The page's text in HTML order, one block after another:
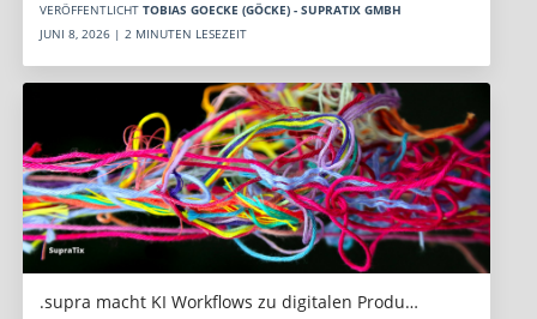
VERÖFFENTLICHT TOBIAS GOECKE (GÖCKE) - SUPRATIX GMBH
JUNI 8, 2026 | 2 MINUTEN LESEZEIT
.supra macht KI Workflows zu digitalen Produ…